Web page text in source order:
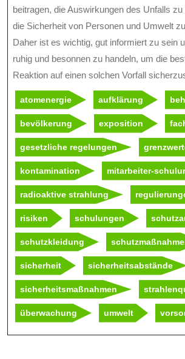
beitragen, die Auswirkungen des Unfalls
die Sicherheit von Personen und Umwelt
Daher ist es wichtig, gut informiert zu sein
ruhig und besonnen zu handeln, um die
Reaktion auf einen solchen Vorfall
atomenergie aufklärung
bevölkerung exposition
gesetzliche regelungen
kontamination mitarbeiter-
radioaktive strahlung
risiken schulungen
schutzkleidung
sicherheit sicherheitsabstände
sicherheitsmaßnahmen
überwachung umwelt